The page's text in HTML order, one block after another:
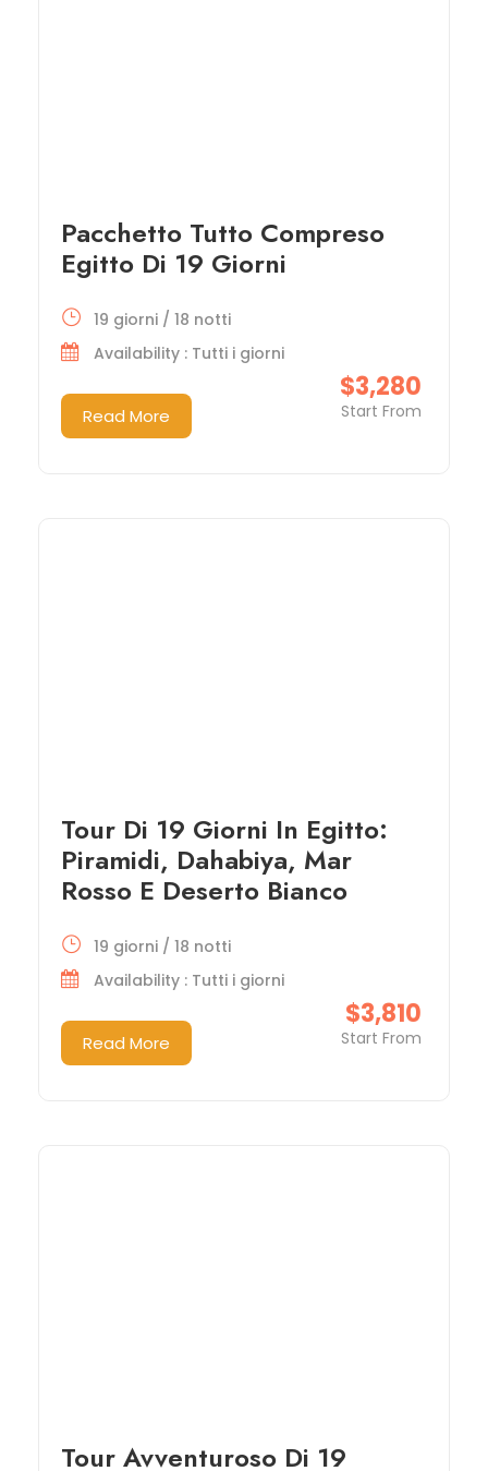
Pacchetto Tutto Compreso
Egitto Di 19 Giorni
$3,280
Start From
19 giorni / 18 notti
Availability : Tutti i giorni
Read More
Tour Di 19 Giorni In Egitto:
Piramidi, Dahabiya, Mar
Rosso E Deserto Bianco
$3,810
Start From
19 giorni / 18 notti
Availability : Tutti i giorni
Read More
Tour Avventuroso Di 19